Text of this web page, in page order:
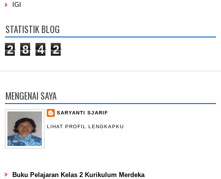
IGI
STATISTIK BLOG
2 8 4 2
MENGENAI SAYA
SARYANTI SJARIF
LIHAT PROFIL LENGKAPKU
Buku Pelajaran Kelas 2 Kurikulum Merdeka